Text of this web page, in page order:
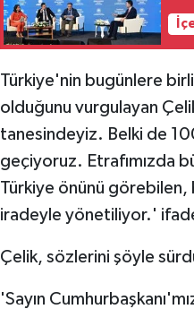
Türkiye'nin bugünlere
olduğunu vurgulayan
tanesindeyiz. Belki de
geçiyoruz. Etrafımızda
Türkiye önünü
iradeyle yönetiliyor.'
Çelik, sözlerini şöyle
'Sayın